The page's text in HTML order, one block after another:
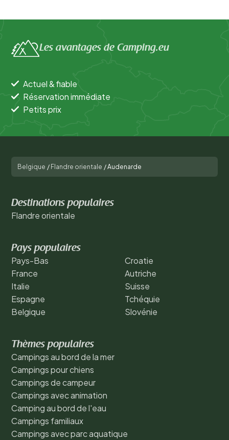
Les avantages de Camping.eu
Actuel & fiable
Réservation immédiate
Petits prix
Belgique / Flandre orientale /Audenarde
Destinations populaires
Flandre orientale
Pays populaires
Pays-Bas
France
Italie
Espagne
Belgique
Croatie
Autriche
Suisse
Tchéquie
Slovénie
Thèmes populaires
Campings au bord de la mer
Campings pour chiens
Campings de campeur
Campings avec animation
Camping au bord de l'eau
Campings familiaux
Campings avec parc aquatique